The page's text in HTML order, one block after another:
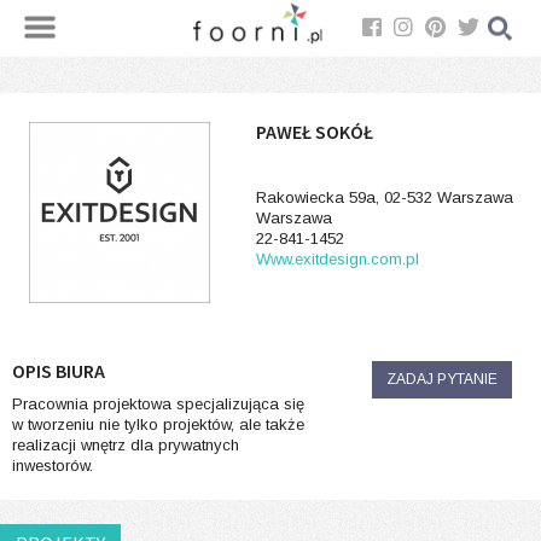
PAWEŁ SOKÓŁ
Rakowiecka 59a, 02-532 Warszawa
Warszawa
22-841-1452
Www.exitdesign.com.pl
OPIS BIURA
Pracownia projektowa specjalizująca się
w tworzeniu nie tylko projektów, ale także
realizacji wnętrz dla prywatnych
inwestorów.
ZADAJ PYTANIE